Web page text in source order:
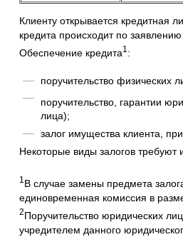
Клиенту открывается кредитная
кредита происходит по
Обеспечение кредита1 :
поручительство физических
поручительство, гарантии
лица);
залог имущества клиента,
Некоторые виды залогов требуют
1 В случае замены предмета
единовременная комиссия в
2Поручительство юридических
учредителем данного